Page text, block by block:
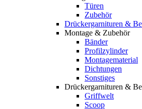
Türen
Zubehör
Drückergarnituren &
Montage & Zubehör
Bänder
Profilzylinder
Montagematerial
Dichtungen
Sonstiges
Drückergarnituren &
Griffwelt
Scoop